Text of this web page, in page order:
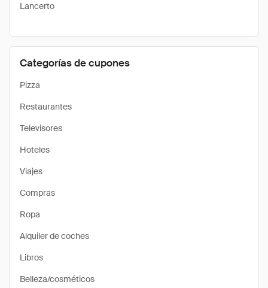
Lancerto
Categorías de cupones
Pizza
Restaurantes
Televisores
Hoteles
Viajes
Compras
Ropa
Alquiler de coches
Libros
Belleza/cosméticos